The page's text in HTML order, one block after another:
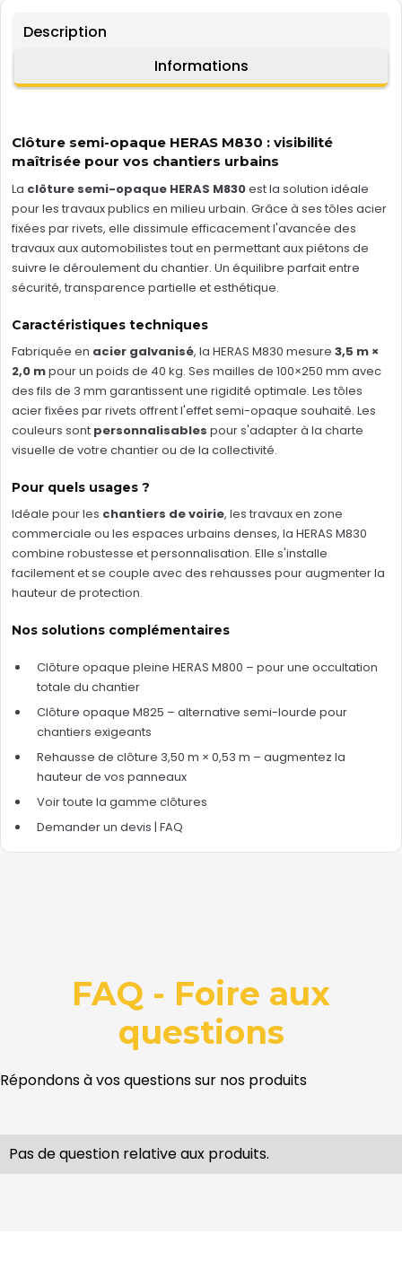
Description
Informations
Clôture semi-opaque HERAS M830 : visibilité
maîtrisée pour vos chantiers urbains
La clôture semi-opaque HERAS M830est la solution idéale
pour les travaux publics en milieu urbain. Grâce à ses tôles acier
fixées par rivets, elle dissimule efficacement l'avancée des
travaux aux automobilistes tout en permettant aux piétons de
suivre le déroulement du chantier. Un équilibre parfait entre
sécurité, transparence partielle et esthétique.
Caractéristiques techniques
Fabriquée en acier galvanisé, la HERAS M830 mesure 3,5 m ×
2,0 mpour un poids de 40 kg. Ses mailles de 100×250 mm avec
des fils de 3 mm garantissent une rigidité optimale. Les tôles
acier fixées par rivets offrent l'effet semi-opaque souhaité. Les
couleurs sont personnalisables pour s'adapter à la charte
visuelle de votre chantier ou de la collectivité.
Pour quels usages ?
Idéale pour les chantiers de voirie, les travaux en zone
commerciale ou les espaces urbains denses, la HERAS M830
combine robustesse et personnalisation. Elle s'installe
facilement et se couple avec des rehausses pour augmenter la
hauteur de protection.
Nos solutions complémentaires
Clôture opaque pleine HERAS M800 – pour une occultation
totale du chantier
Clôture opaque M825 – alternative semi-lourde pour
chantiers exigeants
Rehausse de clôture 3,50 m × 0,53 m – augmentez la
hauteur de vos panneaux
Voir toute la gamme clôtures
Demander un devis | FAQ
FAQ - Foire aux
questions
Répondons à vos questions sur nos produits
Pas de question relative aux produits.